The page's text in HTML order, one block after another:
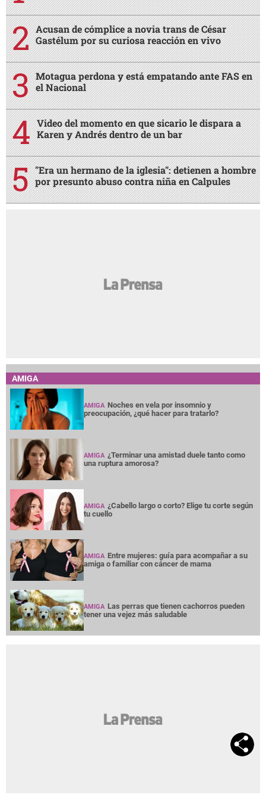
Acusan de cómplice a novia trans de César
Gastélum por su curiosa reacción en vivo
Motagua perdona y está empatando ante FAS en
el Nacional
Video del momento en que sicario le dispara a
Karen y Andrés dentro de un bar
"Era un hermano de la iglesia": detienen a hombre
por presunto abuso contra niña en Calpules
AMIGA
AMIGA Noches en vela por insomnio y
preocupación, ¿qué hacer para tratarlo?
AMIGA ¿Terminar una amistad duele tanto como
una ruptura amorosa?
AMIGA ¿Cabello largo o corto? Elige tu corte según
tu cuello
AMIGA Entre mujeres: guía para acompañar a su
amiga o familiar con cáncer de mama
AMIGA Las perras que tienen cachorros pueden
tener una vejez más saludable